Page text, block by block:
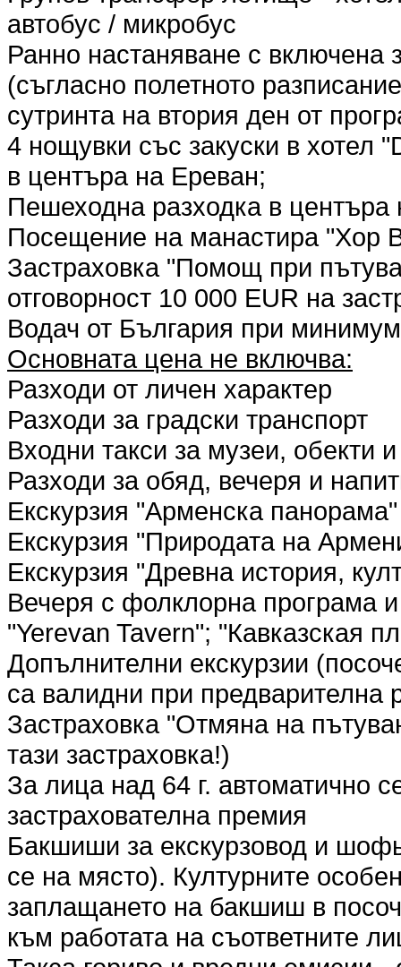
автобус / микробус
Ранно настаняване с включена
(съгласно полетното
сутринта на втория ден от
4 нощувки със закуски в хотел
в центъра на Ереван;
Пешеходна разходка в центъра
Посещение на манастира "Хор
Застраховка "Помощ при
отговорност 10 000 EUR на
Водач от България при
Основната цена не включва:
Разходи от личен характер
Разходи за градски транспорт
Входни такси за музеи, обекти
Разходи за обяд, вечеря и
Екскурзия "Арменска панорама"
Екскурзия "Природата на
Екскурзия "Древна история,
Вечеря с фолклорна програма
"Yerevan Tavern"; "Кавказская
Допълнителни екскурзии
са валидни при предварителна
Застраховка "Отмяна на
тази застраховка!)
За лица над 64 г. автоматично
застрахователна премия
Бакшиши за екскурзовод и
се на място). Културните
заплащането на бакшиш в
към работата на съответните